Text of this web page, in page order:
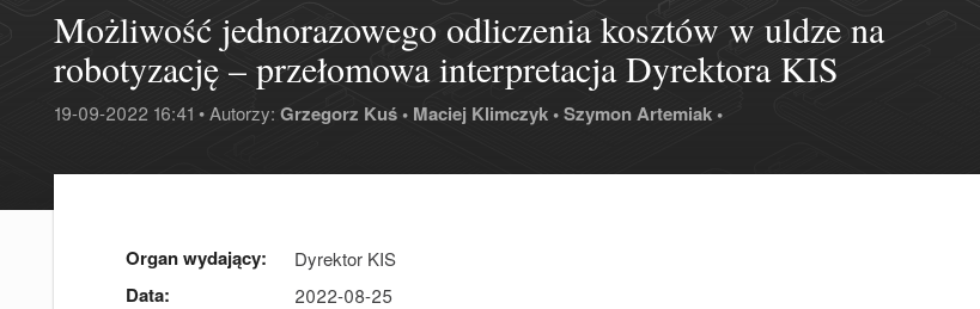
Możliwość jednorazowego odliczenia kosztów w uldze na
robotyzację – przełomowa interpretacja Dyrektora KIS
19-09-2022 16:41 • Autorzy: Grzegorz Kuś • Maciej Klimczyk •Szymon Artemiak •
Organ wydający: Dyrektor KIS
Data: 2022-08-25